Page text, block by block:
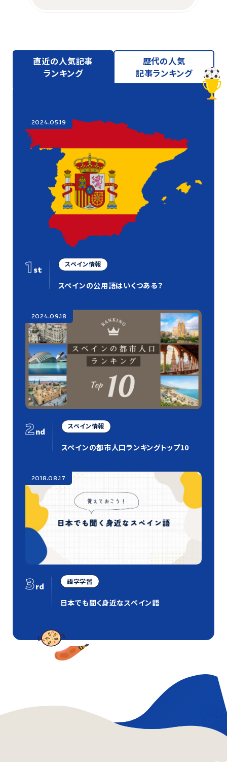
直近の人気記事
ランキング
歴代の人気
記事ランキング
2024.05.19
1 st
スペイン情報
スペインの公用語はいくつある？
2024.09.18
2nd
スペイン情報
スペインの都市人口ランキングトップ10
2018.08.17
3rd
語学学習
日本でも聞く身近なスペイン語